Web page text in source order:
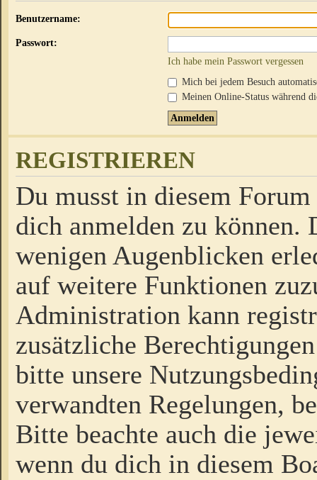
Benutzername:
Passwort:
Ich habe mein Passwort vergessen
Mich bei jedem Besuch
Meinen Online-Status während
REGISTRIEREN
Du musst in diesem
dich anmelden zu
wenigen Augenblicken
auf weitere Funktionen
Administration kann
zusätzliche
bitte unsere
verwandten Regelungen,
Bitte beachte auch die
wenn du dich in diesem